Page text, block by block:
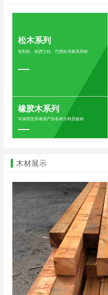
松木系列
智利松、纽西兰松、巴西松等家具用材
橡胶木系列
马来西亚和泰国产的各种方料及板材
木材展示